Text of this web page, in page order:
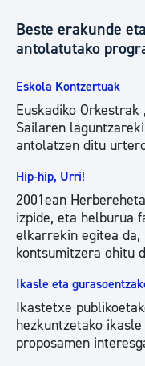
Beste erakunde
antolatutako
Eskola Kontzertuak
Euskadiko Orkestrak
Sailaren
antolatzen ditu
Hip-hip, Urri!
2001ean
izpide, eta helburua
elkarrekin egitea
kontsumitzera ohitu
Ikasle eta
Ikastetxe
hezkuntzetako
proposamen